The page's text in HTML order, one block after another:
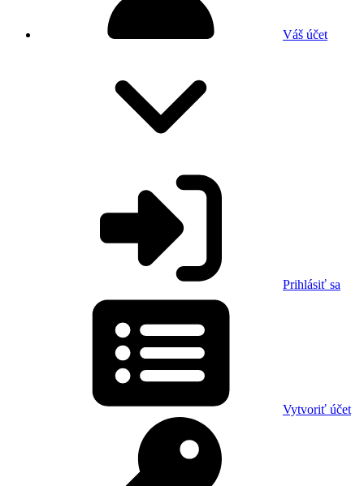
Váš účet
Prihlásiť sa
Vytvoriť účet